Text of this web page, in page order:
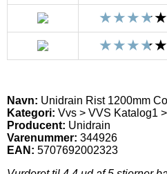
Navn: Unidrain Rist 1200mm
Kategori: Vvs > VVS Katalog1
Producent: Unidrain
Varenummer: 344926
EAN: 5707692002323